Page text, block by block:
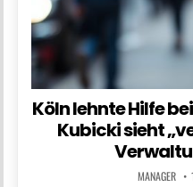
Köln lehnte Hilfe
Kubicki sieht
MANAGER